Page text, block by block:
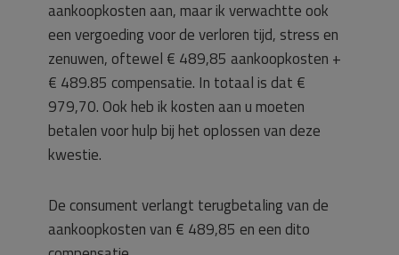
aankoopkosten aan, maar ik verwachtte ook
een vergoeding voor de verloren tijd, stress en
zenuwen, oftewel € 489,85 aankoopkosten +
€ 489.85 compensatie. In totaal is dat €
979,70. Ook heb ik kosten aan u moeten
betalen voor hulp bij het oplossen van deze
kwestie.
De consument verlangt terugbetaling van de
aankoopkosten van € 489,85 en een dito